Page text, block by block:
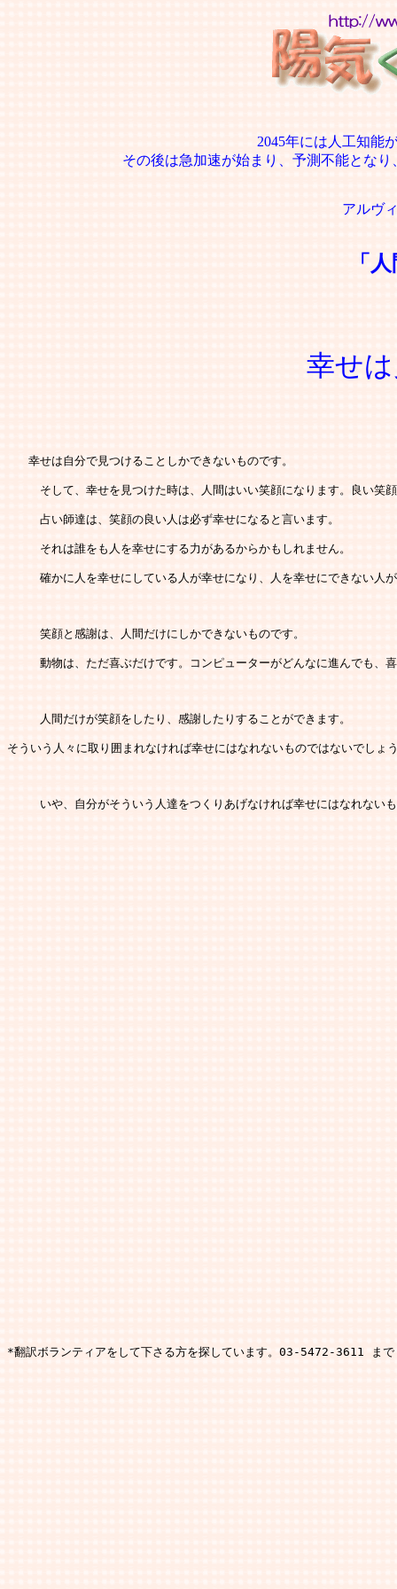
2045年には人工知能
その後は急加速が始まり、予測不能とな
アルヴ
「
幸せ
幸せは自分で見つけることしかできないものです。
そして、幸せを見つけた時は、人間はいい笑顔になります。良い笑顔
占い師達は、笑顔の良い人は必ず幸せになると言います。
それは誰をも人を幸せにする力があるからかもしれません。
確かに人を幸せにしている人が幸せになり、人を幸せにできない人が
笑顔と感謝は、人間だけにしかできないものです。
動物は、ただ喜ぶだけです。コンピューターがどんなに進んでも、喜
人間だけが笑顔をしたり、感謝したりすることができます。
そういう人々に取り囲まれなければ幸せにはなれないものではないでしょ
いや、自分がそういう人達をつくりあげなければ幸せにはなれないも